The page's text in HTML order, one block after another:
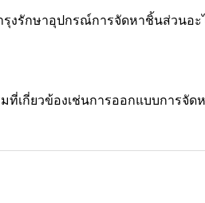
งรักษาอุปกรณ์การจัดหาชิ้นส่วนอ
ที่เกี่ยวข้องเช่นการออกแบบการจัด